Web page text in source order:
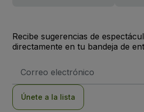
Recibe sugerencias de
directamente en tu bandeja de
de
Únete a la lista